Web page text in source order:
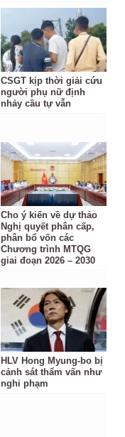
CSGT kịp thời giải cứu
người phụ nữ định
nhảy cầu tự vẫn
Cho ý kiến về dự thảo
Nghị quyết phân cấp,
phân bổ vốn các
Chương trình MTQG
giai đoạn 2026 – 2030
HLV Hong Myung-bo bị
cảnh sát thẩm vấn như
nghi phạm